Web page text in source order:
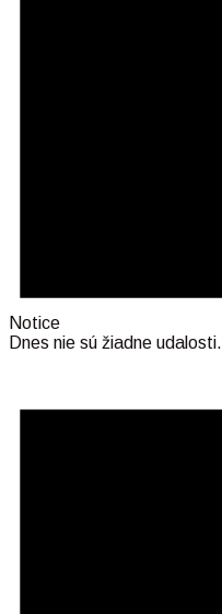
Notice
Dnes nie sú žiadne udalosti.